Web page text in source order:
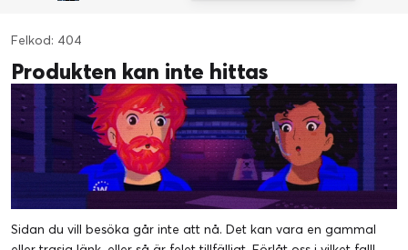
Felkod: 404
Produkten kan inte hittas
Sidan du vill besöka går inte att nå. Det kan vara en gammal